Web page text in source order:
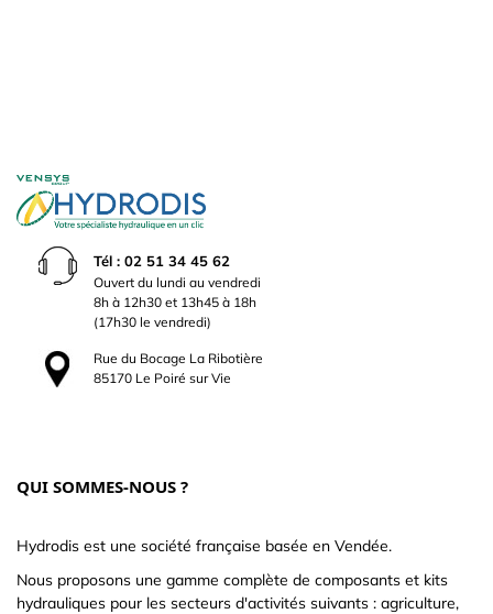
Tél : 02 51 34 45 62
Ouvert du lundi au vendredi
8h à 12h30 et 13h45 à 18h
(17h30 le vendredi)
Rue du Bocage La Ribotière
85170 Le Poiré sur Vie
QUI SOMMES-NOUS ?
Hydrodis est une société française basée en Vendée.
Nous proposons une gamme complète de composants et kits
hydrauliques pour les secteurs d'activités suivants : agriculture,